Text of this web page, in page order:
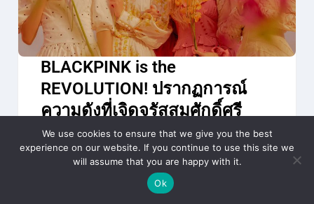
BLACKPINK is the
REVOLUTION! ปรากฏการณ์
ความดังที่เจิดจรัสสมศักดิ์ศรี
และชมพูให้ดังข้ามทวีป กับปรากฏการณ์
การทำลายสถิติของตัวเอง…
We use cookies to ensure that we give you the best
experience on our website. If you continue to use this site we
will assume that you are happy with it.
Ok